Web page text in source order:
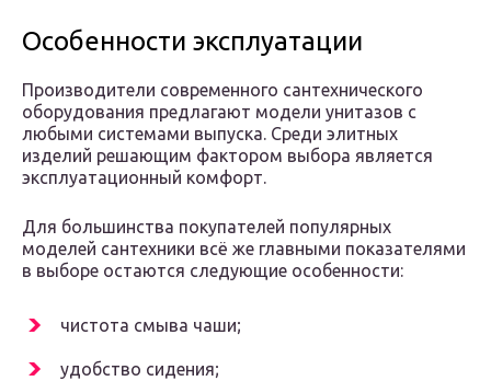
Особенности эксплуатации
Производители современного сантехнического
оборудования предлагают модели унитазов с
любыми системами выпуска. Среди элитных
изделий решающим фактором выбора является
эксплуатационный комфорт.
Для большинства покупателей популярных
моделей сантехники всё же главными показателями
в выборе остаются следующие особенности:
чистота смыва чаши;
удобство сидения;